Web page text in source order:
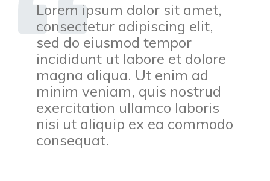
Lorem ipsum dolor sit amet,
consectetur adipiscing elit,
sed do eiusmod tempor
incididunt ut labore et dolore
magna aliqua. Ut enim ad
minim veniam, quis nostrud
exercitation ullamco laboris
nisi ut aliquip ex ea commodo
consequat.